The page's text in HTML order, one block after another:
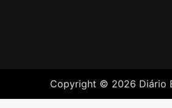
Copyright © 2026 Diário